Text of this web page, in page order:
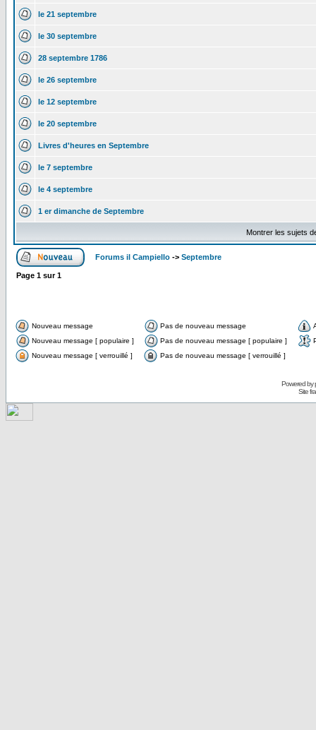
le 21 septembre
le 30 septembre
28 septembre 1786
le 26 septembre
le 12 septembre
le 20 septembre
Livres d'heures en Septembre
le 7 septembre
le 4 septembre
1 er dimanche de Septembre
Montrer les sujets
Forums il Campiello -> Septembre
Page 1 sur1
Nouveau message Pas de nouveau message
Nouveau message [ populaire ]
Pas de nouveau message [ populaire ]
Nouveau message [ verrouillé ]
Pas de nouveau message [ verrouillé ]
Powered by
Site